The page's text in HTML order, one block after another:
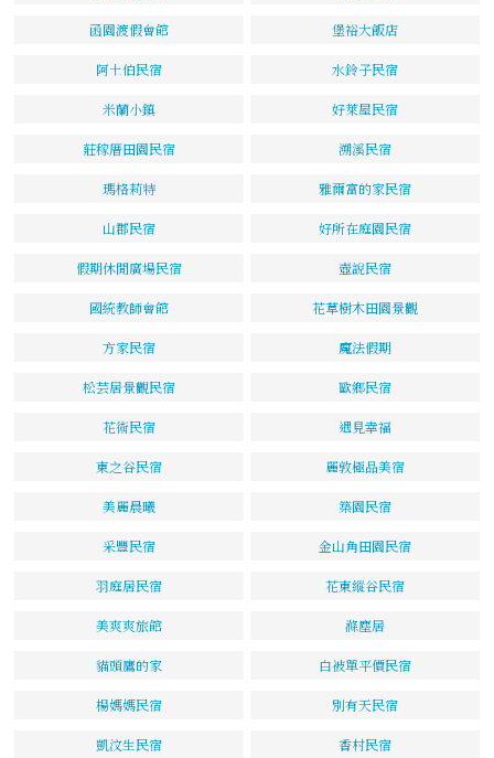
函園渡假會館 堡裕大飯店
阿土伯民宿 水鈴子民宿
米蘭小鎮 好萊屋民宿
莊稼厝田園民宿 溯溪民宿
瑪格莉特 雅爾富的家民宿
山郡民宿 好所在庭園民宿
假期休閒廣場民宿 壺說民宿
國統教師會館 花草樹木田園景觀
方家民宿 魔法假期
松芸居景觀民宿 歐鄉民宿
花術民宿 遇見幸福
東之谷民宿 麗敦極品美宿
美麗晨曦 築園民宿
采豐民宿 金山角田園民宿
羽庭居民宿 花東縱谷民宿
美爽爽旅館 滌塵居
貓頭鷹的家 白被單平價民宿
楊媽媽民宿 別有天民宿
凱汶生民宿 香村民宿